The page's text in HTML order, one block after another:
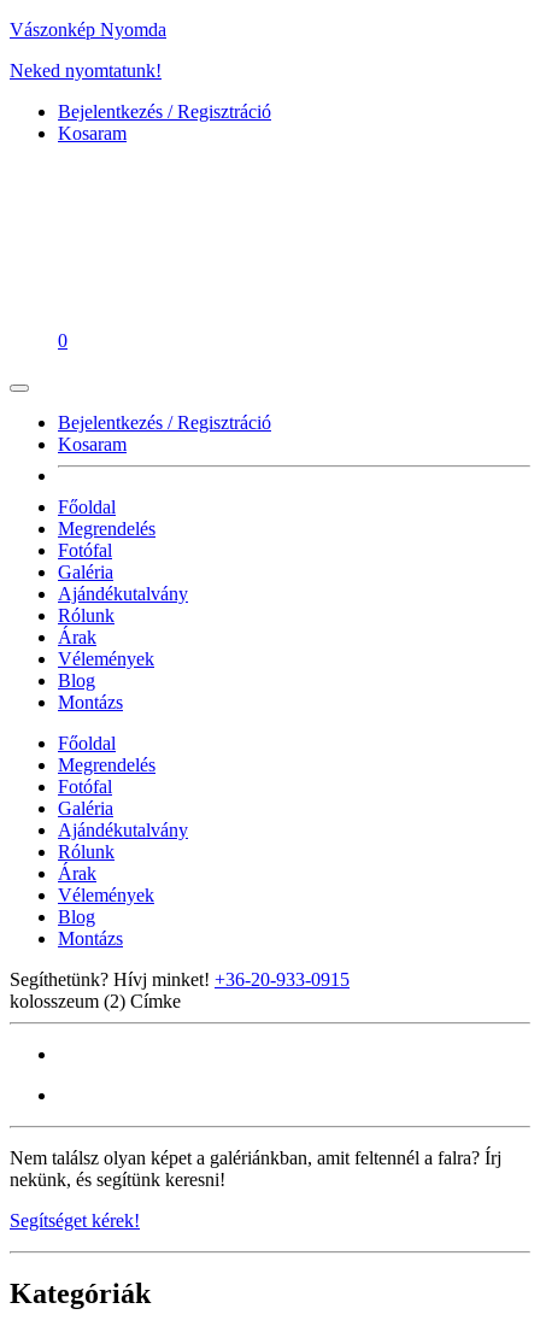
Vászonkép Nyomda
Neked nyomtatunk!
Bejelentkezés / Regisztráció
Kosaram
0
Bejelentkezés / Regisztráció
Kosaram
Főoldal
Megrendelés
Fotófal
Galéria
Ajándékutalvány
Rólunk
Árak
Vélemények
Blog
Montázs
Főoldal
Megrendelés
Fotófal
Galéria
Ajándékutalvány
Rólunk
Árak
Vélemények
Blog
Montázs
Segíthetünk? Hívj minket! +36-20-933-0915
kolosszeum (2) Címke
Nem találsz olyan képet a galériánkban, amit feltennél a falra? Írj
nekünk, és segítünk keresni!
Segítséget kérek!
Kategóriák